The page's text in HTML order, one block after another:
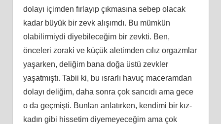
dolayı içimden fırlayıp çıkmasına sebep olacak
kadar büyük bir zevk alışımdı. Bu mümkün
olabilirmiydi diyebileceğim bir zevkti. Ben,
önceleri zoraki ve küçük aletimden cılız orgazmlar
yaşarken, deliğim bana doğa üstü zevkler
yaşatmıştı. Tabii ki, bu ısrarlı havuç maceramdan
dolayı deliğim, daha sonra çok sancıdı ama gece
o da geçmişti. Bunları anlatırken, kendimi bir kız-
kadın gibi hissetim diyemeyeceğim ama çok